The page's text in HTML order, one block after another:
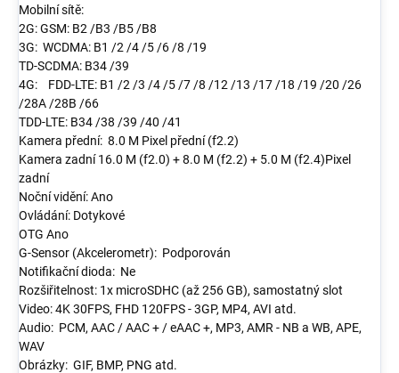
Mobilní sítě:
2G: GSM: B2 /B3 /B5 /B8
3G: WCDMA: B1 /2 /4 /5 /6 /8 /19
TD-SCDMA: B34 /39
4G: FDD-LTE: B1 /2 /3 /4 /5 /7 /8 /12 /13 /17 /18 /19 /20 /26
/28A /28B /66
TDD-LTE: B34 /38 /39 /40 /41
Kamera přední: 8.0 M Pixel přední (f2.2)
Kamera zadní 16.0 M (f2.0) + 8.0 M (f2.2) + 5.0 M (f2.4)Pixel
zadní
Noční vidění: Ano
Ovládání: Dotykové
OTG Ano
G-Sensor (Akcelerometr): Podporován
Notifikační dioda: Ne
Rozšiřitelnost: 1x microSDHC (až 256 GB), samostatný slot
Video: 4K 30FPS, FHD 120FPS - 3GP, MP4, AVI atd.
Audio: PCM, AAC / AAC + / eAAC +, MP3, AMR - NB a WB, APE,
WAV
Obrázky: GIF, BMP, PNG atd.